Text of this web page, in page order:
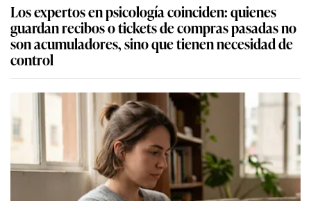
Los expertos en psicología coinciden: quienes
guardan recibos o tickets de compras pasadas no
son acumuladores, sino que tienen necesidad de
control